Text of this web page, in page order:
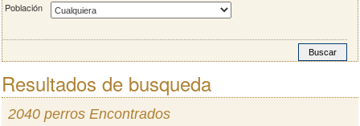
Población
Resultados de busqueda
2040 perros Encontrados